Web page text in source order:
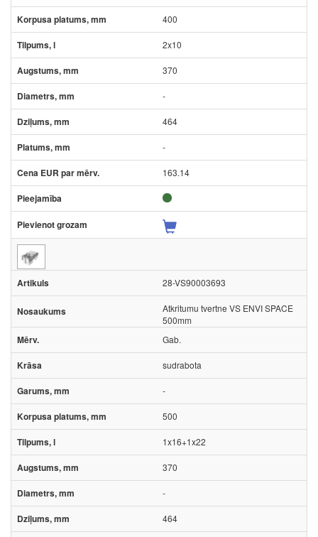
400
2x10
370
-
464
-
163.14
28-VS90003693
Atkritumu tvertne VS ENVI SPACE
500mm
Gab.
sudrabota
-
500
1x16+1x22
370
-
464